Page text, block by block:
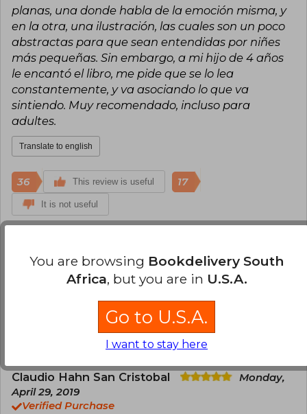
planas, una donde habla de la emoción misma, y
en la otra, una ilustración, las cuales son un poco
abstractas para que sean entendidas por niñes
más pequeñas. Sin embargo, a mi hijo de 4 años
le encantó el libro, me pide que se lo lea
constantemente, y va asociando lo que va
sintiendo. Muy recomendado, incluso para
adultes.
Translate to english
36 This review is useful 17
It is not useful
Verified Purchase
Lindo libro. Muy bueno para utilizar con niños.
This review is useful
Claudio Hahn San Cristobal
Monday,
April 29, 2019
Verified Purchase
You are browsing Bookdelivery South
Africa, but you are in U.S.A.
Go to U.S.A.
I want to stay here